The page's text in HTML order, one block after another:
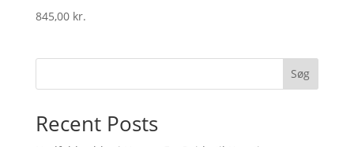
845,00 kr.
Søg
Recent Posts